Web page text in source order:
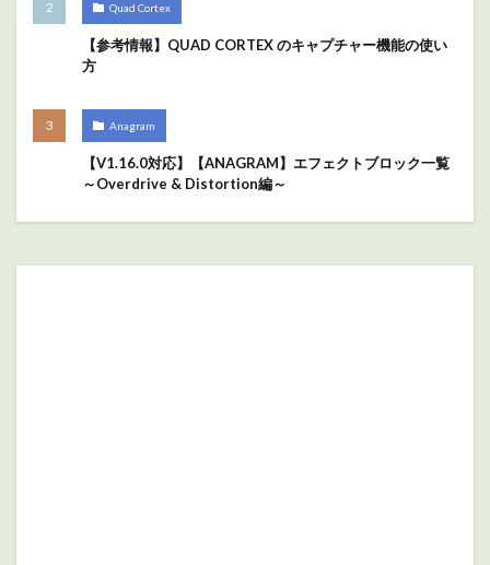
Quad Cortex
【参考情報】QUAD CORTEX のキャプチャー機能の使い
方
Anagram
【V1.16.0対応】【ANAGRAM】エフェクトブロック一覧
～Overdrive & Distortion編～